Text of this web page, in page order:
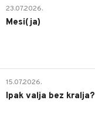
23.07.2026.
Mesi(ja)
15.07.2026.
Ipak valja bez kralja?